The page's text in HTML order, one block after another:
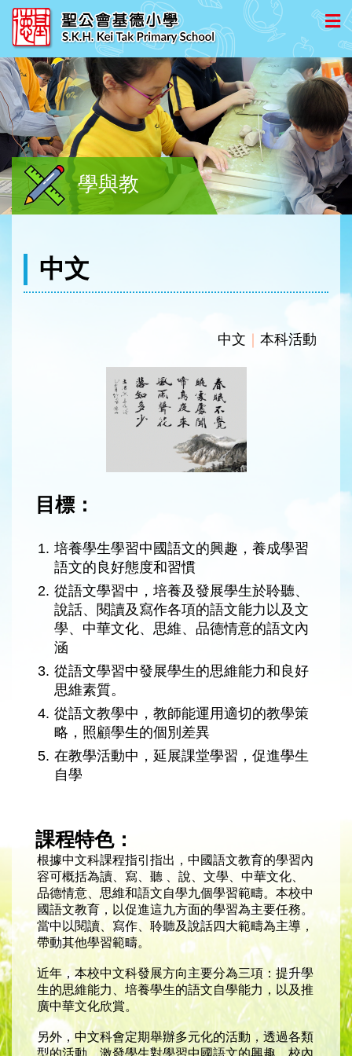
學與教
中文
中文 本科活動
目標：
1. 培養學生學習中國語文的興趣，養成學習
語文的良好態度和習慣
2. 從語文學習中，培養及發展學生於聆聽、
說話、閱讀及寫作各項的語文能力以及文
學、中華文化、思維、品德情意的語文內
涵
3. 從語文學習中發展學生的思維能力和良好
思維素質。
4. 從語文教學中，教師能運用適切的教學策
略，照顧學生的個別差異
5. 在教學活動中，延展課堂學習，促進學生
自學
課程特色：
根據中文科課程指引指出，中國語文教育的學習內
容可概括為讀、寫、聽 、說、文學、中華文化、
品德情意、思維和語文自學九個學習範疇。本校中
國語文教育，以促進這九方面的學習為主要任務。
當中以閱讀、寫作、聆聽及說話四大範疇為主導，
帶動其他學習範疇。
近年，本校中文科發展方向主要分為三項：提升學
生的思維能力、培養學生的語文自學能力，以及推
廣中華文化欣賞。
另外，中文科會定期舉辦多元化的活動，透過各類